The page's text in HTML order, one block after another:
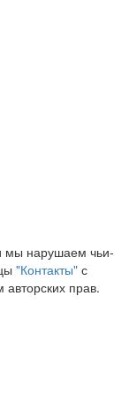
мы нарушаем чьи-
"Контакты"с
прав.